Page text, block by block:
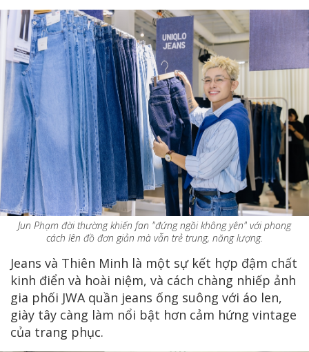
Jun Phạm đời thường khiến fan "đứng ngồi không yên" với phong
cách lên đồ đơn giản mà vẫn trẻ trung, năng lượng.
Jeans và Thiên Minh là một sự kết hợp đậm chất
kinh điển và hoài niệm, và cách chàng nhiếp ảnh
gia phối JWA quần jeans ống suông với áo len,
giày tây càng làm nổi bật hơn cảm hứng vintage
của trang phục.